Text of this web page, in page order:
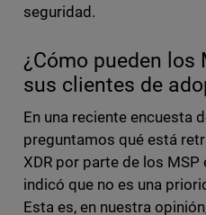
seguridad.
¿Cómo pueden los
sus clientes de
En una reciente encuesta
preguntamos qué está
XDR por parte de los MSP
indicó que no es una
Esta es, en nuestra